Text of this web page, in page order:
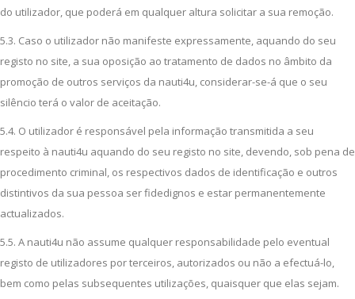
do utilizador, que poderá em qualquer altura solicitar a sua remoção.
5.3. Caso o utilizador não manifeste expressamente, aquando do seu
registo no site, a sua oposição ao tratamento de dados no âmbito da
promoção de outros serviços da nauti4u, considerar-se-á que o seu
silêncio terá o valor de aceitação.
5.4. O utilizador é responsável pela informação transmitida a seu
respeito à nauti4u aquando do seu registo no site, devendo, sob pena de
procedimento criminal, os respectivos dados de identificação e outros
distintivos da sua pessoa ser fidedignos e estar permanentemente
actualizados.
5.5. A nauti4u não assume qualquer responsabilidade pelo eventual
registo de utilizadores por terceiros, autorizados ou não a efectuá-lo,
bem como pelas subsequentes utilizações, quaisquer que elas sejam.